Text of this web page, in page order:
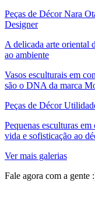
Peças de Décor Nara
Designer
A delicada arte oriental
ao ambiente
Vasos esculturais em
são o DNA da marca
Peças de Décor
Pequenas esculturas
vida e sofisticação ao
Ver mais galerias
Fale agora com a gente